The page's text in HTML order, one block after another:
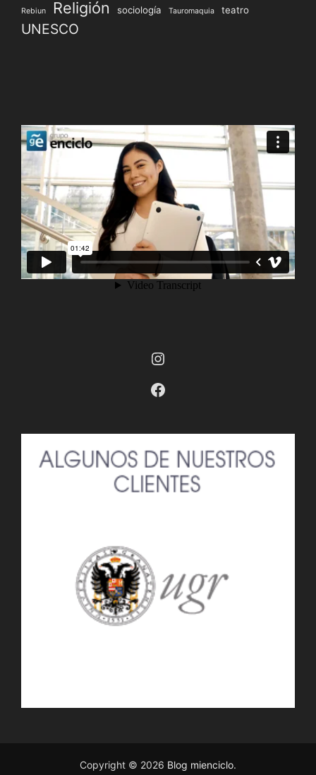
Rebiun Religión sociología Tauromaquia teatro
UNESCO
Instagram
Facebook
Copyright © 2026 Blog mienciclo.